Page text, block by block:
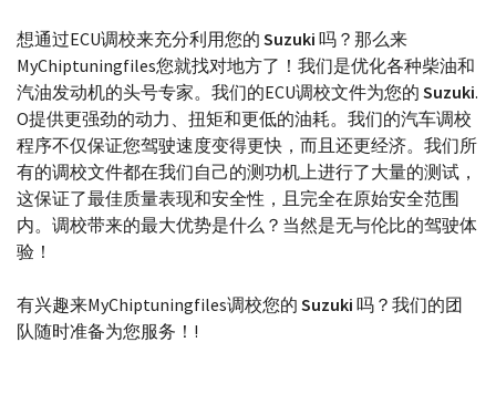
选择您的型号
想通过ECU调校来充分利用您的 Suzuki 吗？那么来
MyChiptuningfiles您就找对地方了！我们是优化各种柴油和
汽油发动机的头号专家。我们的ECU调校文件为您的 Suzuki.
O提供更强劲的动力、扭矩和更低的油耗。我们的汽车调校
程序不仅保证您驾驶速度变得更快，而且还更经济。我们所
有的调校文件都在我们自己的测功机上进行了大量的测试，
这保证了最佳质量表现和安全性，且完全在原始安全范围
内。调校带来的最大优势是什么？当然是无与伦比的驾驶体
验！
有兴趣来MyChiptuningfiles调校您的 Suzuki 吗？我们的团
队随时准备为您服务！!